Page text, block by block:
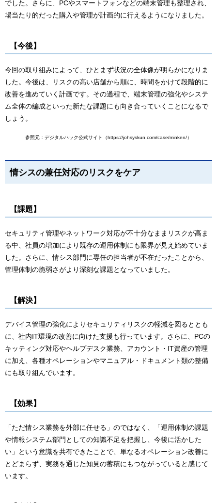
でした。さらに、PCやスマートフォンなどの端末管理も整理され、
場当たり的だった購入や管理が計画的に行えるようになりました。
【今後】
今回の取り組みによって、ひとまず状況の全体像が明らかになりま
した。今後は、リスクの高い店舗から順に、時間をかけて段階的に
改善を進めていく計画です。その過程で、端末管理の強化やシステ
ム全体の編成といった新たな課題にも向き合っていくことになるで
しょう。
参照元：デジタルハック公式サイト（https://johsyskun.com/case/minken/）
情シスの兼任対応のリスクをケア
【課題】
セキュリティ管理やネットワーク対応が不十分なままリスクが高ま
る中、社員の増加により既存の運用体制にも限界が見え始めていま
した。さらに、情シス部門に専任の担当者が不在だったことから、
管理体制の脆弱さがより深刻な課題となっていました。
【解決】
デバイス管理の強化によりセキュリティリスクの軽減を図るととも
に、社内IT環境の改善に向けた支援も行っています。さらに、PCの
キッティング対応やヘルプデスク業務、アカウント・IT資産の管理
に加え、各種オペレーションやマニュアル・ドキュメント類の整備
にも取り組んでいます。
【効果】
「ただ情シス業務を外部に任せる」のではなく、「運用体制の課題
や情報システム部門としての知識不足を把握し、今後に活かした
い」という意識を共有できたことで、単なるオペレーション改善に
とどまらず、実務を通じた知見の蓄積にもつながっていると感じて
います。